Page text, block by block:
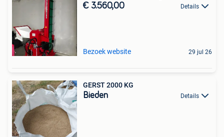
€ 3.560,00 Details
Bezoek website 29 jul 26
GERST 2000 KG
Bieden Details